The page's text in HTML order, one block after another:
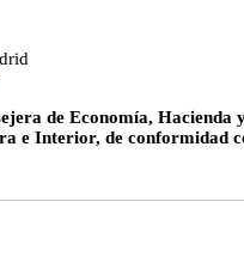
de Economía,
e Interior, de conformidad